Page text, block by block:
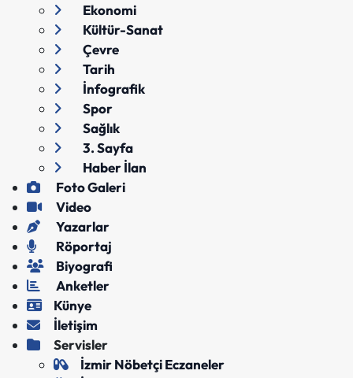
Ekonomi
Kültür-Sanat
Çevre
Tarih
İnfografik
Spor
Sağlık
3. Sayfa
Haber İlan
Foto Galeri
Video
Yazarlar
Röportaj
Biyografi
Anketler
Künye
İletişim
Servisler
İzmir Nöbetçi Eczaneler